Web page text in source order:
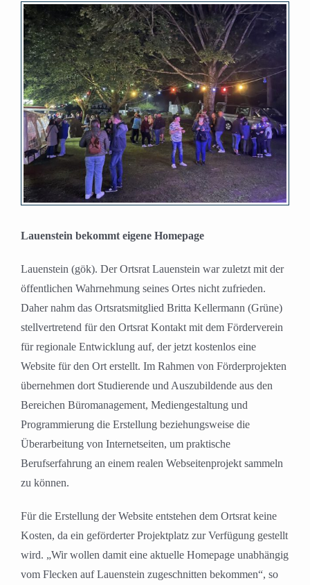
Zeige
grösseres
Bild
Lauenstein bekommt eigene Homepage
Lauenstein (gök). Der Ortsrat Lauenstein war zuletzt mit der
öffentlichen Wahrnehmung seines Ortes nicht zufrieden.
Daher nahm das Ortsratsmitglied Britta Kellermann (Grüne)
stellvertretend für den Ortsrat Kontakt mit dem Förderverein
für regionale Entwicklung auf, der jetzt kostenlos eine
Website für den Ort erstellt. Im Rahmen von Förderprojekten
übernehmen dort Studierende und Auszubildende aus den
Bereichen Büromanagement, Mediengestaltung und
Programmierung die Erstellung beziehungsweise die
Überarbeitung von Internetseiten, um praktische
Berufserfahrung an einem realen Webseitenprojekt sammeln
zu können.
Für die Erstellung der Website entstehen dem Ortsrat keine
Kosten, da ein geförderter Projektplatz zur Verfügung gestellt
wird. „Wir wollen damit eine aktuelle Homepage unabhängig
vom Flecken auf Lauenstein zugeschnitten bekommen“, so